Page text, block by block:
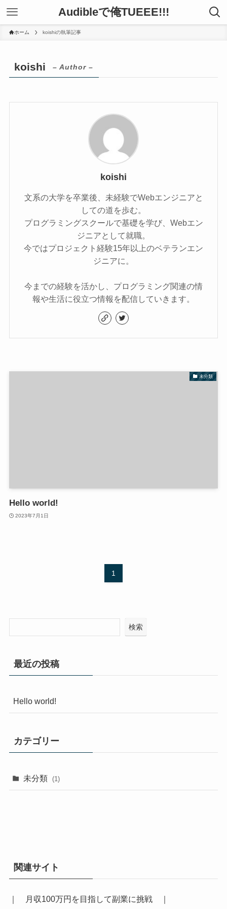
Audibleで俺TUEEE!!!
ホーム koishiの執筆記事
koishi – Author –
koishi
文系の大学を卒業後、未経験でWebエンジニアと
しての道を歩む。
プログラミングスクールで基礎を学び、Webエン
ジニアとして就職。
今ではプロジェクト経験15年以上のベテランエン
ジニアに。
今までの経験を活かし、プログラミング関連の情
報や生活に役立つ情報を配信していきます。
未分類
Hello world!
2023年7月1日
1
検索
最近の投稿
Hello world!
カテゴリー
未分類 (1)
関連サイト
｜ 月収100万円を目指して副業に挑戦｜